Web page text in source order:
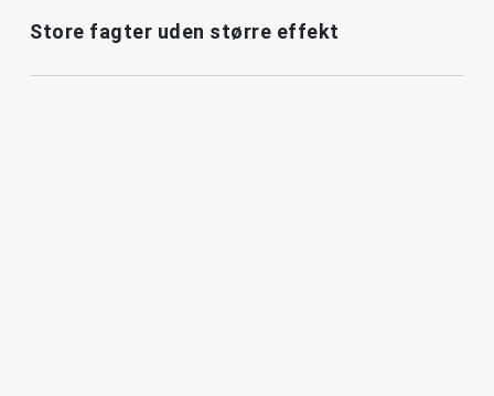
Store fagter uden større effekt